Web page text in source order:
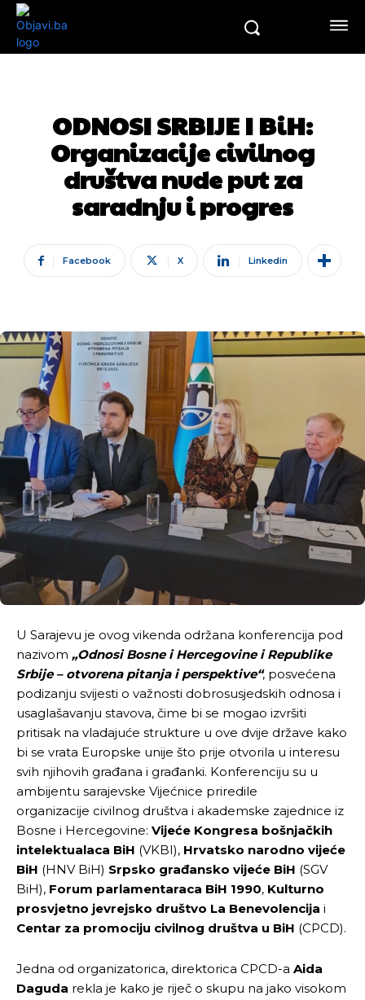
ODNOSI SRBIJE I BiH:
Organizacije civilnog
društva nude put za
saradnju i progres
Facebook X Linkedin
U Sarajevu je ovog vikenda održana konferencija pod
nazivom „Odnosi Bosne i Hercegovine i Republike
Srbije – otvorena pitanja i perspektive“, posvećena
podizanju svijesti o važnosti dobrosusjedskih odnosa i
usaglašavanju stavova, čime bi se mogao izvršiti
pritisak na vladajuće strukture u ove dvije države kako
bi se vrata Europske unije što prije otvorila u interesu
svih njihovih građana i građanki. Konferenciju su u
ambijentu sarajevske Vijećnice priredile
organizacije civilnog društva i akademske zajednice iz
Bosne i Hercegovine: Vijeće Kongresa bošnjačkih
intelektualaca BiH (VKBI), Hrvatsko narodno vijeće
BiH (HNV BiH) Srpsko građansko vijeće BiH (SGV
BiH), Forum parlamentaraca BiH 1990, Kulturno
prosvjetno jevrejsko društvo La Benevolencija i
Centar za promociju civilnog društva u BiH (CPCD).
Jedna od organizatorica, direktorica CPCD-a Aida
Daguda rekla je kako je riječ o skupu na jako visokom